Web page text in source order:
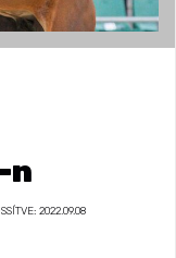
n
2022.09.08